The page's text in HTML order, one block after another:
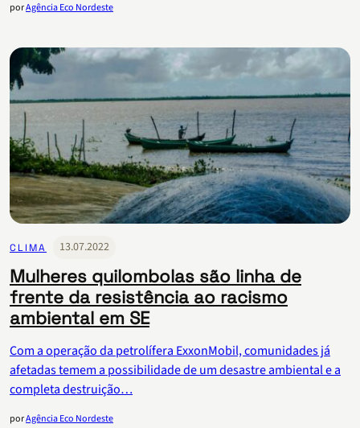
porAgência Eco Nordeste
CLIMA 13.07.2022
Mulheres quilombolas são linha de
frente da resistência ao racismo
ambiental em SE
Com a operação da petrolífera ExxonMobil, comunidades já
afetadas temem a possibilidade de um desastre ambiental e a
completa destruição…
porAgência Eco Nordeste